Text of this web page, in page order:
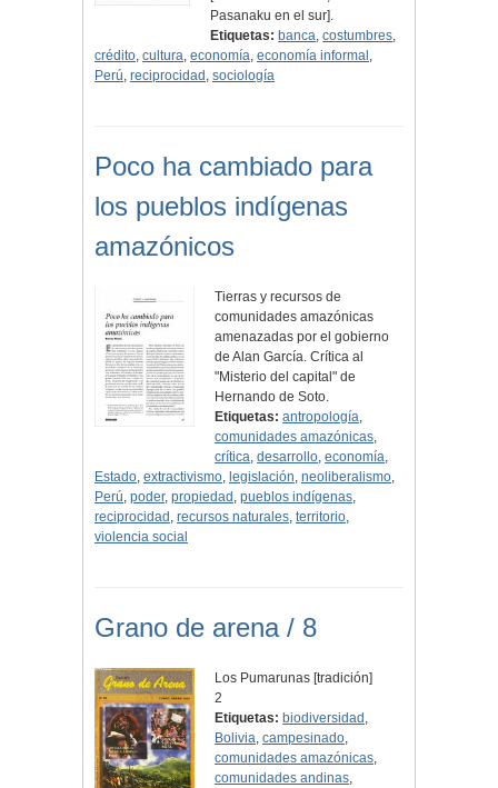
Pasanaku en el sur].
Etiquetas: banca,costumbres,
crédito, cultura, economía, economía informal ,
Perú, reciprocidad , sociología
Poco ha cambiado para
los pueblos indígenas
amazónicos
Tierras y recursos de
comunidades amazónicas
amenazadas por el gobierno
de Alan García. Crítica al
"Misterio del capital" de
Hernando de Soto.
Etiquetas: antropología,
comunidades amazónicas,
crítica,desarrollo,economía,
Estado, extractivismo, legislación, neoliberalismo,
Perú, poder, propiedad , pueblos indígenas,
reciprocidad , recursos naturales, territorio,
violencia social
Grano de arena / 8
Los Pumarunas [tradición]
2
Etiquetas: biodiversidad ,
Bolivia,campesinado,
comunidades amazónicas,
comunidades andinas,